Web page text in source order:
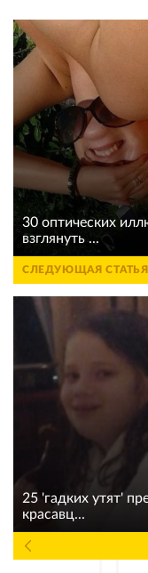
30 оптических
взглянуть ...
СЛЕДУЮЩАЯ СТАТЬЯ
25 'гадких утят'
красавц...